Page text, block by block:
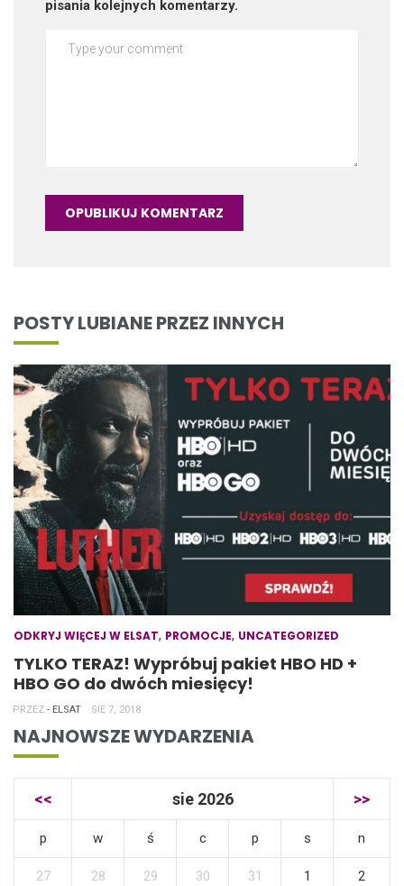
pisania kolejnych komentarzy.
POSTY LUBIANE PRZEZ INNYCH
ODKRYJ WIĘCEJ W ELSAT, PROMOCJE, UNCATEGORIZED
TYLKO TERAZ! Wypróbuj pakiet HBO HD +
HBO GO do dwóch miesięcy!
PRZEZ - ELSAT SIE 7, 2018
NAJNOWSZE WYDARZENIA
<< sie 2026 >>
p w ś c p s n
27 28 29 30 31 1 2